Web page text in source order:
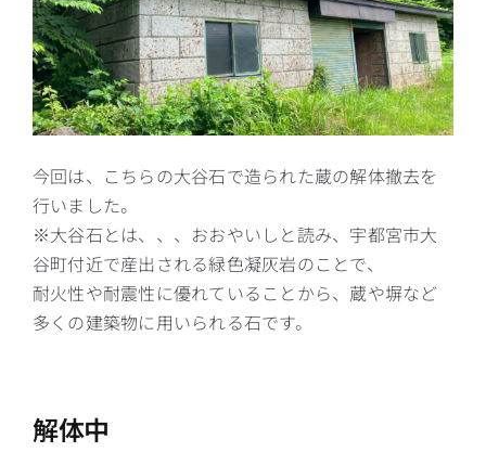
今回は、こちらの大谷石で造られた蔵の解体撤去を
行いました。
※大谷石とは、、、おおやいしと読み、宇都宮市大
谷町付近で産出される緑色凝灰岩のことで、
耐火性や耐震性に優れていることから、蔵や塀など
多くの建築物に用いられる石です。
解体中